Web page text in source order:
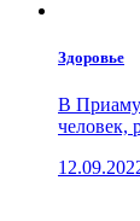
Здоровье
В
человек,